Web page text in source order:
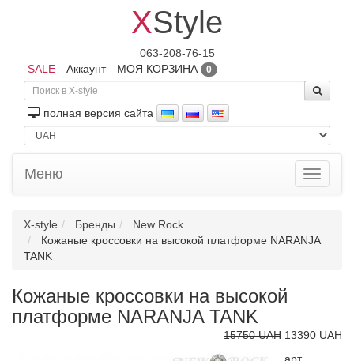
XStyle
063-208-76-15
SALE
Аккаунт МОЯ КОРЗИНА 0
полная версия сайта
Toggle
Меню
X-style Бренды
New Rock
Кожаные кроссовки на высокой платформе NARANJA
TANK
Кожаные кроссовки на высокой
платформе NARANJA TANK
15750 UAH 13390 UAH